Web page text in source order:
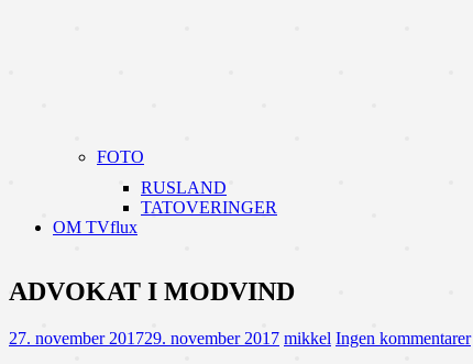
FOTO
RUSLAND
TATOVERINGER
OM TVflux
ADVOKAT I MODVIND
27. november 201729. november 2017 mikkel Ingen kommentarer